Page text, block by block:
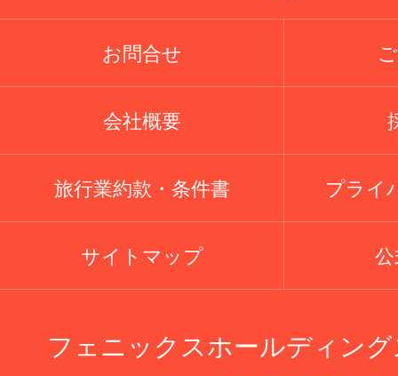
お問合せ
会社概要
旅行業約款・条件書 プライ
サイトマップ
フェニックスホールディン